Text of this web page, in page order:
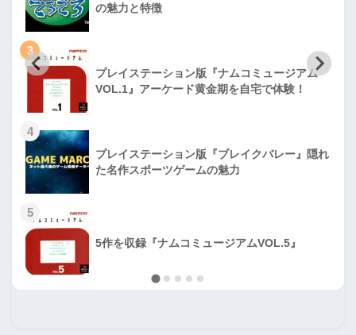
の魅力と特徴
3
プレイステーション版『ナムコミュージアム
VOL.1』アーケード黄金期を自宅で体験！
4
プレイステーション版『ブレイクバレー』隠れ
た名作スポーツゲームの魅力
5
5作を収録『ナムコミュージアムVOL.5』